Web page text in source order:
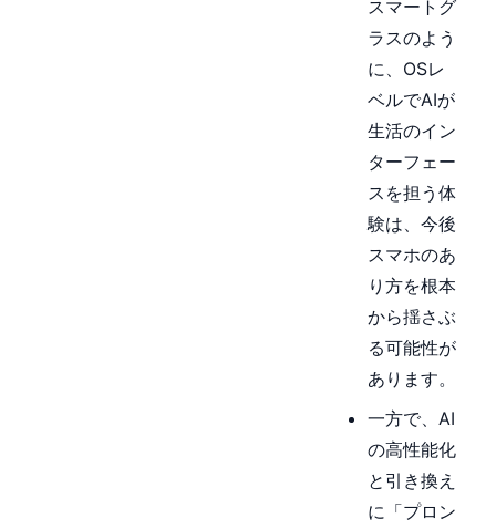
スマートグ
ラスのよう
に、OSレ
ベルでAIが
生活のイン
ターフェー
スを担う体
験は、今後
スマホのあ
り方を根本
から揺さぶ
る可能性が
あります。
一方で、AI
の高性能化
と引き換え
に「プロン